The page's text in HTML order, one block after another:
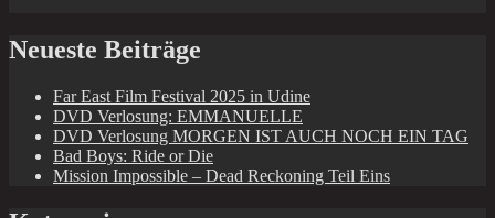
Neueste Beiträge
Far East Film Festival 2025 in Udine
DVD Verlosung: EMMANUELLE
DVD Verlosung MORGEN IST AUCH NOCH EIN TAG
Bad Boys: Ride or Die
Mission Impossible – Dead Reckoning Teil Eins